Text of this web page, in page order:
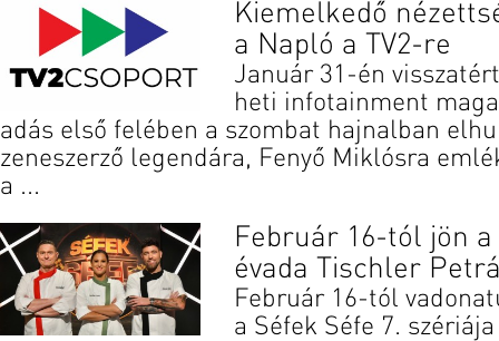
Kiemelkedő
a Napló a TV2-re
Január 31-én
heti infotainment
adás első felében a szombat hajnalban
zeneszerző legendára, Fenyő Miklósra
a ...
Február 16-tól jön a
évada Tischler
Február 16-tól
a Séfek Séfe 7.